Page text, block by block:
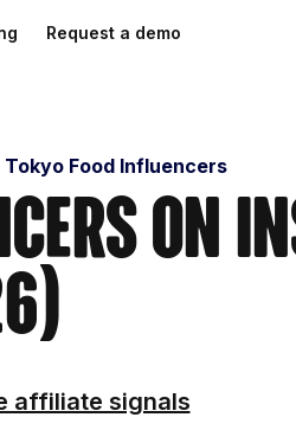
Request a demo
Tokyo Food Influencers
on
affiliate signals